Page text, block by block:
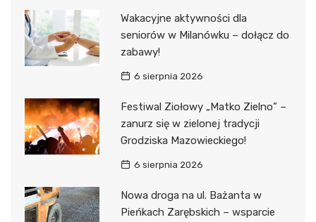
Wakacyjne aktywności dla
seniorów w Milanówku – dołącz do
zabawy!
6 sierpnia 2026
Festiwal Ziołowy „Matko Zielno” –
zanurz się w zielonej tradycji
Grodziska Mazowieckiego!
6 sierpnia 2026
Nowa droga na ul. Bażanta w
Pieńkach Zarębskich – wsparcie